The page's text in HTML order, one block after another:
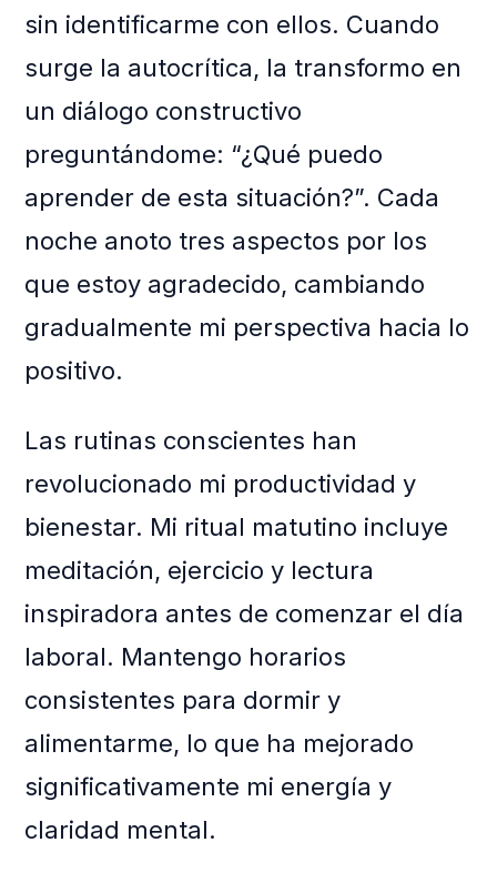
sin identificarme con ellos. Cuando
surge la autocrítica, la transformo en
un diálogo constructivo
preguntándome: “¿Qué puedo
aprender de esta situación?”. Cada
noche anoto tres aspectos por los
que estoy agradecido, cambiando
gradualmente mi perspectiva hacia lo
positivo.
Las rutinas conscientes han
revolucionado mi productividad y
bienestar. Mi ritual matutino incluye
meditación, ejercicio y lectura
inspiradora antes de comenzar el día
laboral. Mantengo horarios
consistentes para dormir y
alimentarme, lo que ha mejorado
significativamente mi energía y
claridad mental.